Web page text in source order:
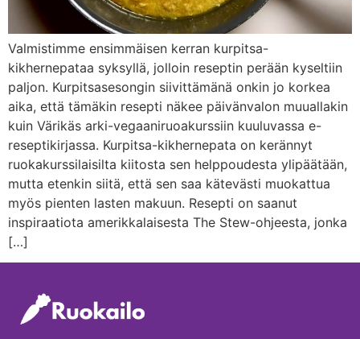
Valmistimme ensimmäisen kerran kurpitsa-
kikhernepataa syksyllä, jolloin reseptin perään kyseltiin
paljon. Kurpitsasesongin siivittämänä onkin jo korkea
aika, että tämäkin resepti näkee päivänvalon muuallakin
kuin Värikäs arki-vegaaniruoakurssiin kuuluvassa e-
reseptikirjassa. Kurpitsa-kikhernepata on kerännyt
ruokakurssilaisilta kiitosta sen helppoudesta ylipäätään,
mutta etenkin siitä, että sen saa kätevästi muokattua
myös pienten lasten makuun. Resepti on saanut
inspiraatiota amerikkalaisesta The Stew-ohjeesta, jonka
[…]